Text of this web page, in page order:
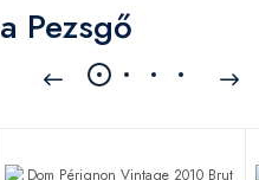
Pezsgő